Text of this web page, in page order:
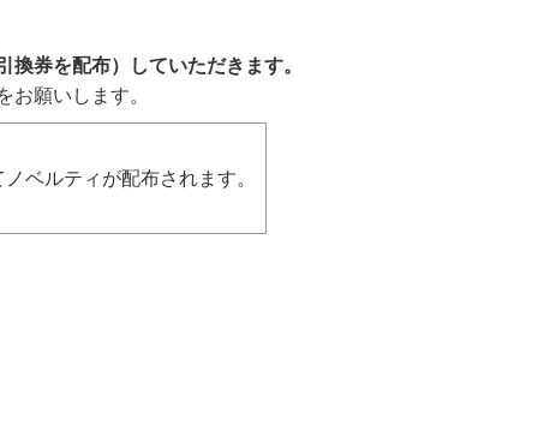
券を配布）していただきます。
願いします。
ベルティが配布されます。